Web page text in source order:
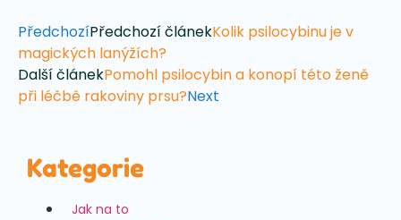
PředchozíPředchozí článekKolik psilocybinu je v
magických lanýžích?
Další článekPomohl psilocybin a konopí této ženě
při léčbě rakoviny prsu?Next
Kategorie
Jak na to